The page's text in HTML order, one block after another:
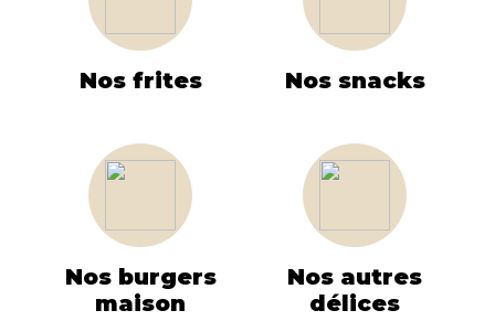
Nos frites Nos snacks
Nos burgers
maison
Nos autres
délices